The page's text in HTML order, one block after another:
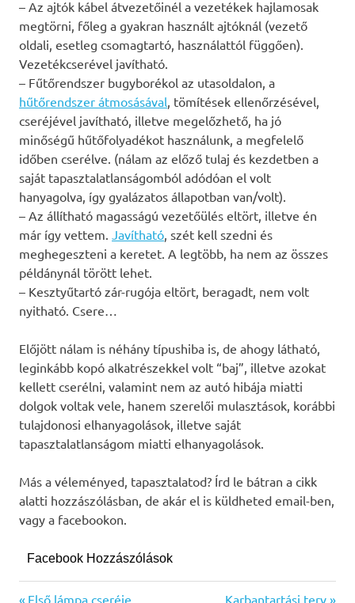
– Az ajtók kábel átvezetőinél a vezetékek hajlamosak
megtörni, főleg a gyakran használt ajtóknál (vezető
oldali, esetleg csomagtartó, használattól függően).
Vezetékcserével javítható.
– Fűtőrendszer bugyborékol az utasoldalon, a
hűtőrendszer átmosásával, tömítések ellenőrzésével,
cseréjével javítható, illetve megelőzhető, ha jó
minőségű hűtőfolyadékot használunk, a megfelelő
időben cserélve. (nálam az előző tulaj és kezdetben a
saját tapasztalatlanságomból adódóan el volt
hanyagolva, így gyalázatos állapotban van/volt).
– Az állítható magasságú vezetőülés eltört, illetve én
már így vettem. Javítható, szét kell szedni és
meghegeszteni a keretet. A legtöbb, ha nem az összes
példánynál törött lehet.
– Kesztyűtartó zár-rugója eltört, beragadt, nem volt
nyitható. Csere…
Előjött nálam is néhány típushiba is, de ahogy látható,
leginkább kopó alkatrészekkel volt “baj”, illetve azokat
kellett cserélni, valamint nem az autó hibája miatti
dolgok voltak vele, hanem szerelői mulasztások, korábbi
tulajdonosi elhanyagolások, illetve saját
tapasztalatlanságom miatti elhanyagolások.
Más a véleményed, tapasztalatod? Írd le bátran a cikk
alatti hozzászólásban, de akár el is küldheted email-ben,
vagy a facebookon.
Facebook Hozzászólások
Previous
Első lámpa cseréje
Next
Karbantartási terv